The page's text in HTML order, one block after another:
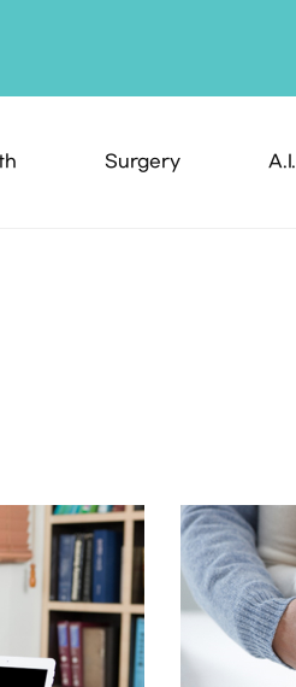
Surgery A.I.